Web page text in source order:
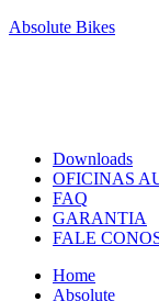
Absolute Bikes
Downloads
OFICINAS
FAQ
GARANTIA
FALE
Home
Absolute